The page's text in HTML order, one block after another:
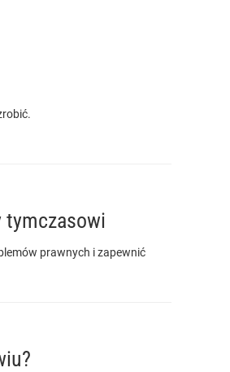
tymczasowi
prawnych i zapewnić